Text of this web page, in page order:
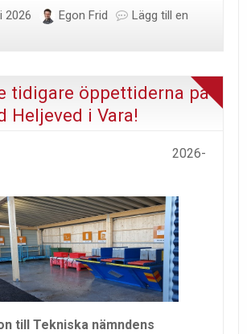
2026 Egon Frid
Lägg till en
tidigare öppettiderna på
Heljeved i Vara!
till Tekniska nämndens